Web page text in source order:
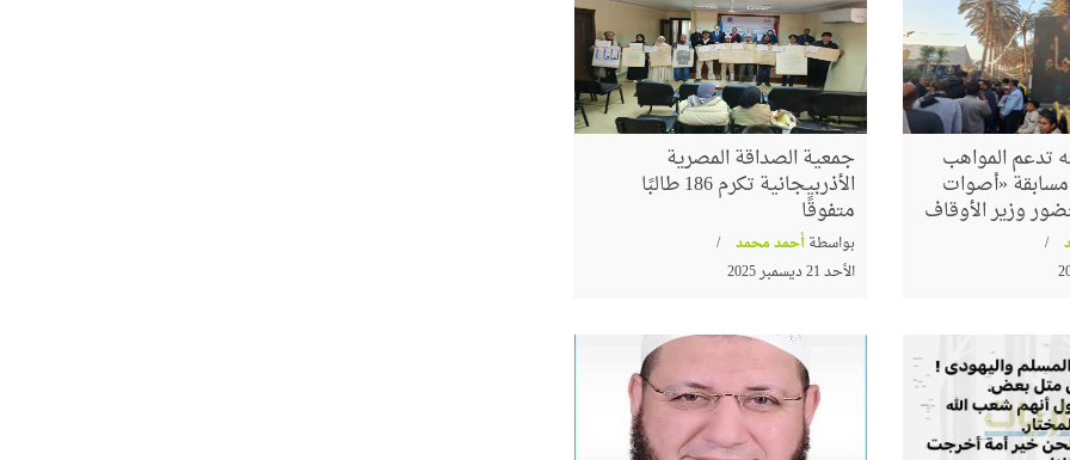
تدعم المواهب
مسابقة «أصوات
وزير الأوقاف
جمعية الصداقة المصرية
الأذربيجانية تكرم 186 طالبًا
متفوقًا
بواسطةأحمد محمد
الأحد 21 ديسمبر 2025